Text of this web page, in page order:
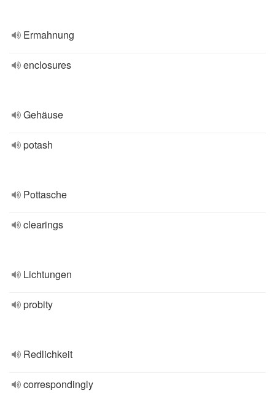
Ermahnung
enclosures
Gehäuse
potash
Pottasche
clearings
Lichtungen
probity
Redlichkeit
correspondingly